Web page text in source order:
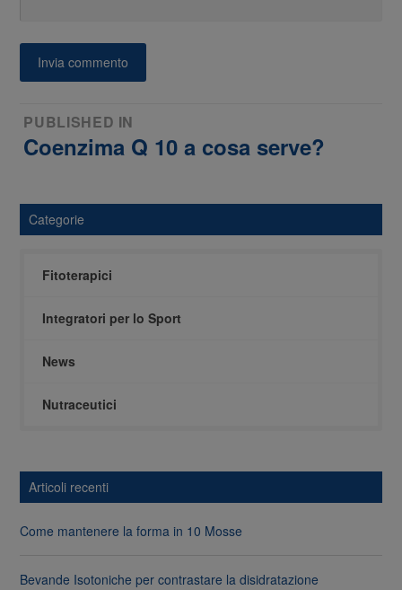
Navigazione
articoli
PUBLISHED IN
Coenzima Q 10 a cosa serve?
Categorie
Fitoterapici
Integratori per lo Sport
News
Nutraceutici
Articoli recenti
Come mantenere la forma in 10 Mosse
Bevande Isotoniche per contrastare la disidratazione